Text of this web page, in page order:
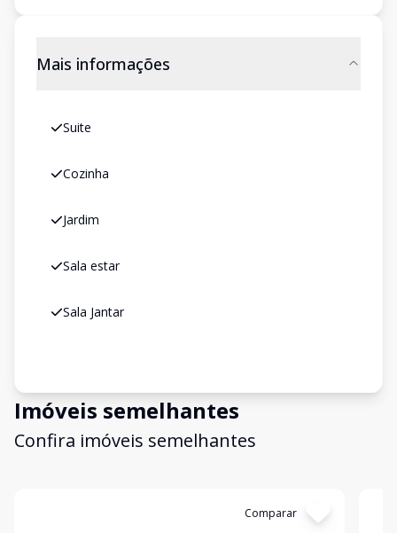
Mais informações
Suite
Cozinha
Jardim
Sala estar
Sala Jantar
Imóveis semelhantes
Confira imóveis semelhantes
Comparar